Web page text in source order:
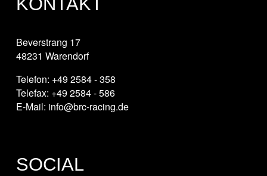
Beverstrang 17
48231 Warendorf
Telefon: +49 2584 - 358
Telefax: +49 2584 - 586
E-Mail: info@brc-racing.de
SOCIAL